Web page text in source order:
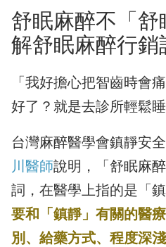
舒眠麻醉不「
解舒眠麻醉行銷
「我好擔心把智齒時會
好了？就是去診所輕鬆睡
台灣麻醉醫學會鎮靜安
川醫師說明，「舒眠麻
詞，在醫學上指的是「
要和「鎮靜」有關的醫
別、給藥方式、程度深